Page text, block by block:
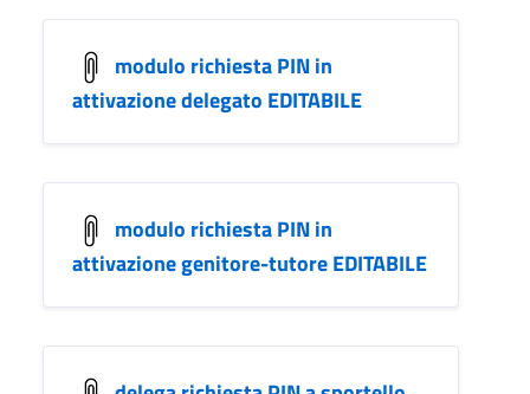
modulo richiesta PIN in
attivazione delegato EDITABILE
modulo richiesta PIN in
attivazione genitore-tutore EDITABILE